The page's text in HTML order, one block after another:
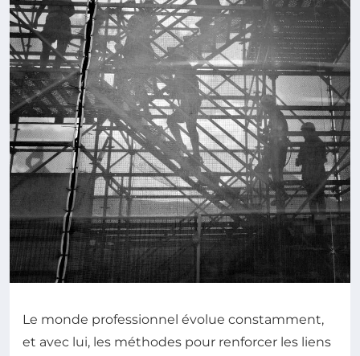
Le monde professionnel évolue constamment,
et avec lui, les méthodes pour renforcer les liens